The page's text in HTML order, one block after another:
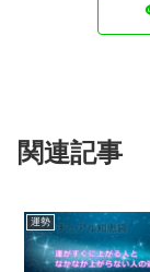
関連記事
運勢